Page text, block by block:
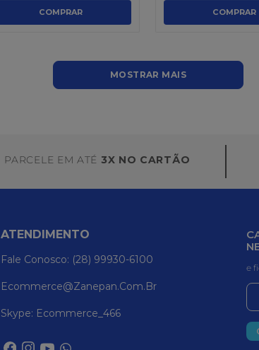
COMPRAR COMPRAR
MOSTRAR MAIS
PARCELE EM ATÉ 3X NO CARTÃO
ATENDIMENTO
Fale Conosco: (28) 99930-6100
Ecommerce@zanepan.com.br
Skype: Ecommerce_466
e